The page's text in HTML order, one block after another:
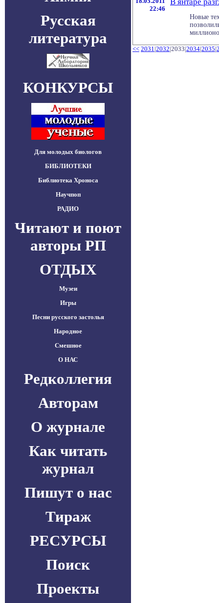
Русская
литература
КОНКУРСЫ
Для молодых биологов
БИБЛИОТЕКИ
Библиотека Хроноса
Научпоп
РАДИО
Читают и поют
авторы РП
ОТДЫХ
Музеи
Игры
Песни русского застолья
Народное
Смешное
О НАС
Редколлегия
Авторам
О журнале
Как читать
журнал
Пишут о нас
Тираж
РЕСУРСЫ
Поиск
Проекты
22:46
Новые
<< 2031|2032|2033|2034|2035|